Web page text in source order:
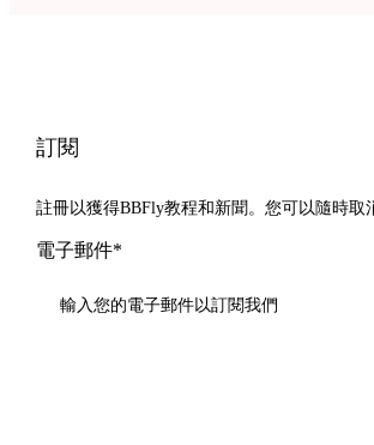
訂閱
註冊以獲得BBFly教程和新聞。您可以隨時取
電子郵件*